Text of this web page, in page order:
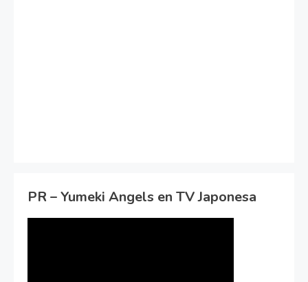
PR – Yumeki Angels en TV Japonesa